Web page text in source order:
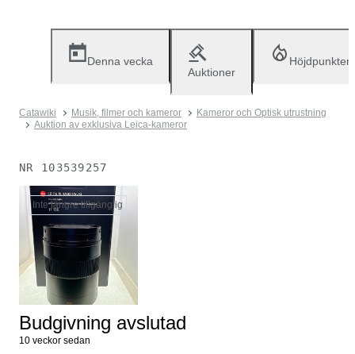
Denna vecka
Auktioner
Höjdpunkter
Catawiki Musik, filmer och kameror
Kameror och Optisk utrustning
Auktion av exklusiva Leica-kameror
NR 103539257
Inte längre tillgänglig
Budgivning avslutad
10 veckor sedan